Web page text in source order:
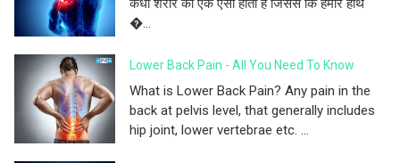
कंधा शरीर का एक ऐसा होता है जिससे कि हमारे हाथ
�...
Lower Back Pain - All You Need To Know
What is Lower Back Pain? Any pain in the
back at pelvis level, that generally includes
hip joint, lower vertebrae etc. ...